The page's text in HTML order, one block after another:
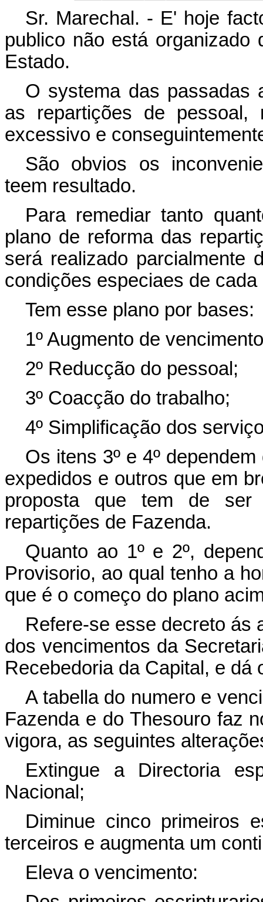
Sr. Marechal. - E' hoje
publico não está organizado
Estado.
O systema das passadas
as repartições de pessoal,
excessivo e
São obvios os
teem resultado.
Para remediar tanto
plano de reforma das
será realizado parcialmente
condições especiaes de cada
Tem esse plano por bases:
1º Augmento de
2º Reducção do pessoal;
3º Coacção do trabalho;
4º Simplificação dos
Os itens 3º e 4º
expedidos e outros que em
proposta que tem de ser
repartições de Fazenda.
Quanto ao 1º e 2º,
Provisorio, ao qual tenho a
que é o começo do plano
Refere-se esse decreto ás
dos vencimentos da
Recebedoria da Capital, e dá
A tabella do numero e
Fazenda e do Thesouro faz
vigora, as seguintes
Extingue a Directoria
Nacional;
Diminue cinco primeiros
terceiros e augmenta um
Eleva o vencimento: